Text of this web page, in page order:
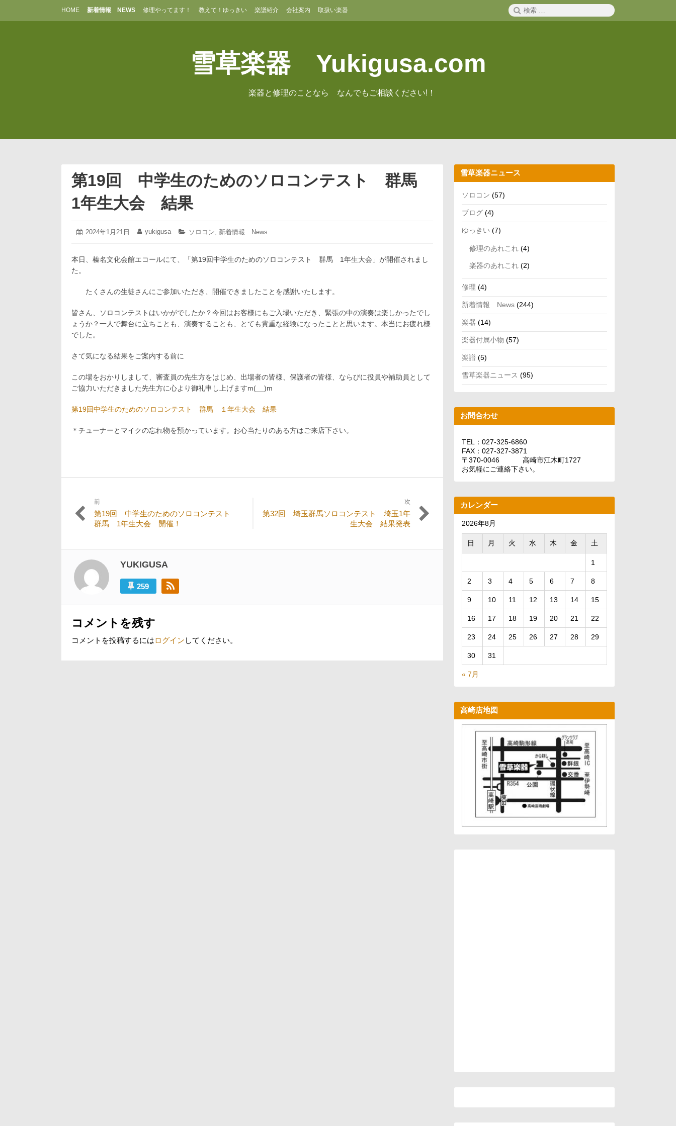
HOME 新着情報 NEWS 修理やってます！ 教えて！ゆっきい 楽譜紹介 会社案内 取扱い楽器
検
索:
雪草楽器 Yukigusa.com
楽器と修理のことなら なんでもご相談ください!！
第19回 中学生のためのソロコンテスト 群馬
1年生大会 結果
投
2024年1月21日
2024
月
22
投
yukigusa
カ
リ
ソロコン, 新着情報 News
本日、榛名文化会館エコールにて、 「第19回中学生のためのソロコンテスト 群馬 1年生大会」 が開催されまし
た。
たくさんの生徒さんにご参加いただき、開催できましたことを感謝いたします。
皆さん、ソロコンテストはいかがでしたか？今回はお客様にもご入場いただき、緊張の中の演奏は楽しかったでし
ょうか？一人で舞台に立ちことも、演奏することも、とても貴重な経験になったことと思います。本当にお疲れ様
でした。
さて気になる結果をご案内する前に
こ の場をおかりしまして、審査員の先生方をはじめ、出場者の皆様、保護者の皆様、ならびに役員や補助員として
ご協力いただきました先生方に心より御礼申し上げますm(__)m
第19回中学生のためのソロコンテスト 群馬 １年生大会 結果
＊チューナーとマイクの忘れ物を預かっています。お心当たりのある方はご来店下さい。
投
稿
ビ
ゲ
ー
ン
前
過
去
稿:
第19回 中学生のためのソロコンテスト
群馬 1年生大会 開催！
次
次
第32回 埼玉群馬ソロコンテスト 埼玉1年
生大会 結果発表
YUKIGUSA
259
コメントを残す
コメントを投稿するにはログイン してください。
雪草楽器ニュース
ソロコン (57)
ブログ (4)
ゆっきい (7)
修理のあれこれ (4)
楽器のあれこれ (2)
修理 (4)
新着情報 News (244)
楽器 (14)
楽器付属小物 (57)
楽譜 (5)
雪草楽器ニュース (95)
お問合わせ
TEL：027-325-6860
FAX：027-327-3871
〒370-0046 高崎市江木町1727
お気軽にご連絡下さい。
カレンダー
2026年8月
日 月 火 水 木 金 土
1
2 3 4 5 6 7 8
9 10 11 12 13 14 15
16 17 18 19 20 21 22
23 24 25 26 27 28 29
30 31
« 7月
高崎店地図